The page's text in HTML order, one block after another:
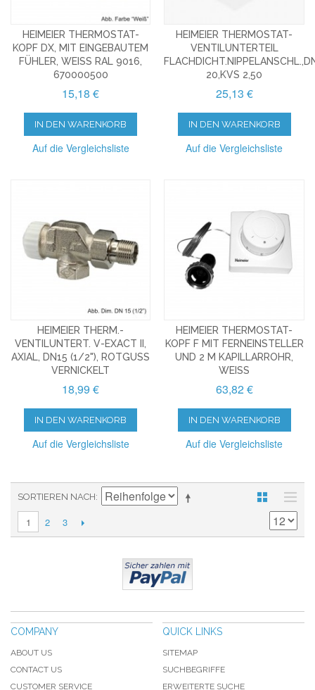
HEIMEIER THERMOSTAT-
KOPF DX, MIT EINGEBAUTEM
FÜHLER, WEISS RAL 9016, 6
70000500
15,18 €
IN DEN WARENKORB
Auf die Vergleichsliste
HEIMEIER THERMOSTAT-
VENTILUNTERTEIL
20,KVS 2,50
25,13 €
IN DEN WARENKORB
Auf die Vergleichsliste
HEIMEIER THERM.-
VENTILUNTERT. V-EXACT II,
AXIAL, DN15 (1/2"), ROTGUSS
VERNICKELT
18,99 €
IN DEN WARENKORB
Auf die Vergleichsliste
HEIMEIER THERMOSTAT-
KOPF F MIT FERNEINSTELLER
UND 2 M KAPILLARROHR,
WEISS
63,82 €
IN DEN WARENKORB
Auf die Vergleichsliste
SORTIEREN NACH
1 2 3
COMPANY
ABOUT US
CONTACT US
CUSTOMER SERVICE
QUICK LINKS
SITEMAP
SUCHBEGRIFFE
ERWEITERTE SUCHE